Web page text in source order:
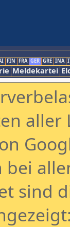
FIN FRA GER GRE INA
Meldekartei
aller
sind